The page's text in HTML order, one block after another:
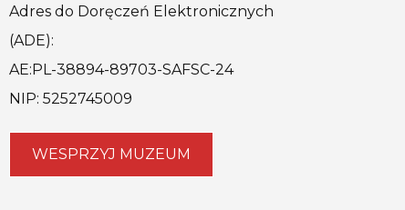
Adres do Doręczeń Elektronicznych
(ADE):
AE:PL-38894-89703-SAFSC-24
NIP: 5252745009
WESPRZYJ MUZEUM